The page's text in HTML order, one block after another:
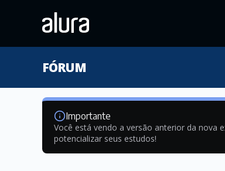
FÓRUM
Importante
Você está vendo a versão anterior da nova
potencializar seus estudos!